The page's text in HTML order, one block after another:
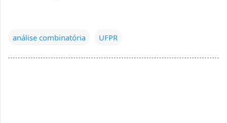
análise combinatória UFPR